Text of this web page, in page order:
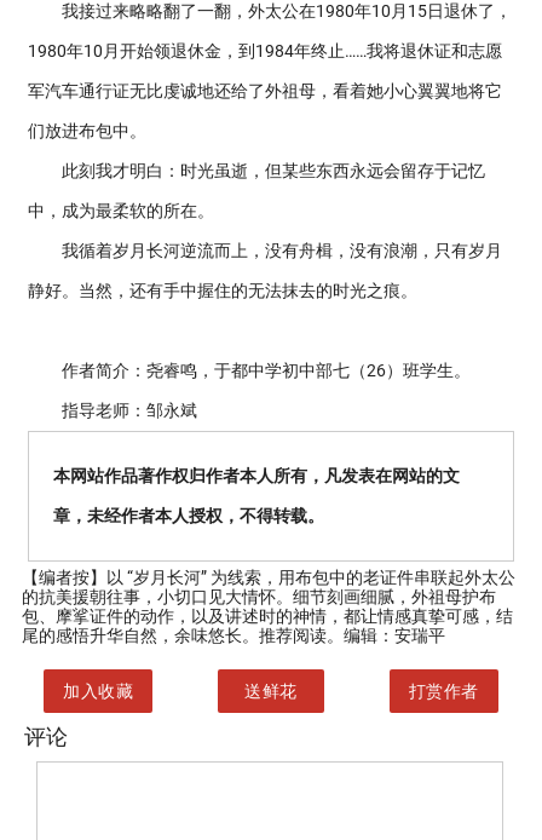
我接过来略略翻了一翻，外太公在1980年10月15日退休了，
1980年10月开始领退休金，到1984年终止……我将退休证和志愿
军汽车通行证无比虔诚地还给了外祖母，看着她小心翼翼地将它
们放进布包中。
此刻我才明白：时光虽逝，但某些东西永远会留存于记忆
中，成为最柔软的所在。
我循着岁月长河逆流而上，没有舟楫，没有浪潮，只有岁月
静好。当然，还有手中握住的无法抹去的时光之痕。
作者简介：尧睿鸣，于都中学初中部七（26）班学生。
指导老师：邹永斌
本网站作品著作权归作者本人所有，凡发表在网站的文
章，未经作者本人授权，不得转载。
【编者按】
以 “岁月长河” 为线索，用布包中的老证件串联起外太公
的抗美援朝往事，小切口见大情怀。细节刻画细腻，外祖母护布
包、摩挲证件的动作，以及讲述时的神情，都让情感真挚可感，结
尾的感悟升华自然，余味悠长。推荐阅读。编辑：安瑞平
加入收藏 送鲜花 打赏作者
评论